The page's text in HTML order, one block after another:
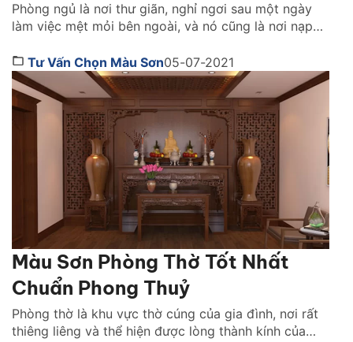
Phòng ngủ là nơi thư giãn, nghỉ ngơi sau một ngày
làm việc mệt mỏi bên ngoài, và nó cũng là nơi nạp
nhiệt huyết. Việc chọn được nội thất phòng ngủ
thoải mái là chưa đủ mà biết cách lựa chọn màu sơn
[…]
Tư Vấn Chọn Màu Sơn05-07-2021
Màu Sơn Phòng Thờ Tốt Nhất
Chuẩn Phong Thuỷ
Phòng thờ là khu vực thờ cúng của gia đình, nơi rất
thiêng liêng và thể hiện được lòng thành kính của